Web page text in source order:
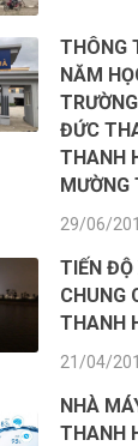
THÔNG
NĂM
ĐỨC
THANH
MƯỜNG
29/06/
TIẾN ĐỘ
CHUNG
THANH
21/04/
NHÀ
THANH